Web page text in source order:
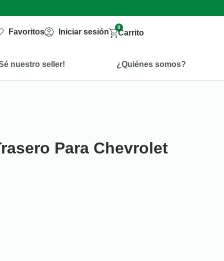
Favoritos Iniciar sesión
0
Carrito
nuestro seller! ¿Quiénes somos?
Para Chevrolet